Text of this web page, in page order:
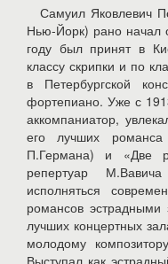
Самуил Яковлевич
Нью-Йорк) рано начал
году был принят в
классу скрипки и по
в Петербургской
фортепиано. Уже с
аккомпаниатор,
его лучших
П.Германа) и «Две
репертуар
исполняться
романсов эстрадными
лучших концертных
молодому
Выступал как